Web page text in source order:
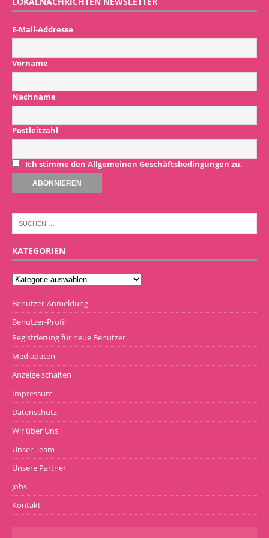
E-Mail-Addresse
Vorname
Nachname
Postleitzahl
Ich stimme den Allgemeinen Geschäftsbedingungen zu.
KATEGORIEN
Benutzer-Anmeldung
Benutzer-Profil
Registrierung für neue Benutzer
Mediadaten
Anzeige schalten
Impressum
Datenschutz
Wir über Uns
Unser Team
Unsere Partner
Jobs
Kontakt